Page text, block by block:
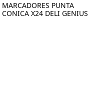
MARCADORES PUNTA
CONICA X24 DELI GENIUS